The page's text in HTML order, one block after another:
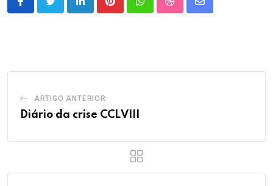
LinkedInPinterestWhatsappStumbleUpon
Share
ARTIGO ANTERIOR
Diário da crise CCLVIII